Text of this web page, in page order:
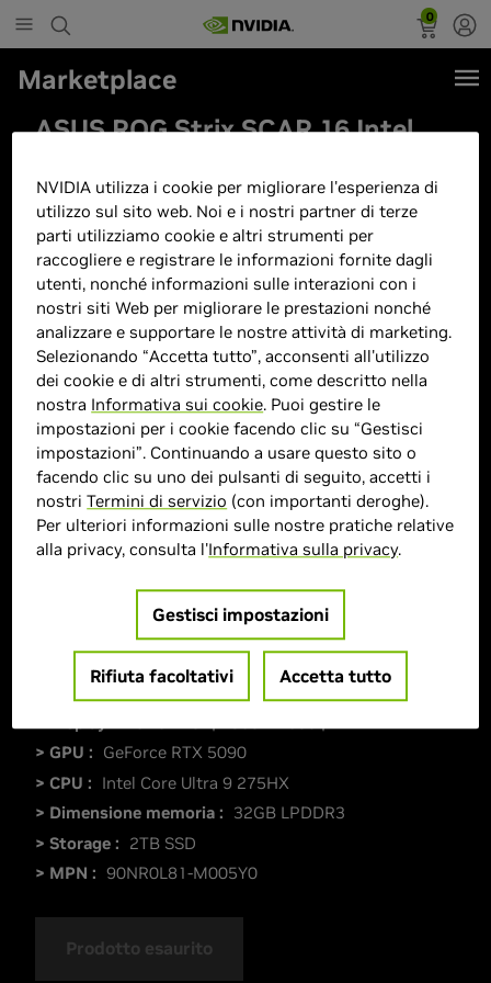
0
Marketplace
ASUS ROG Strix SCAR 16 Intel
GeForce RTX 5090 2TB 16"2,5K
Windows 11
> GPU : GeForce RTX 5090
> CPU : Intel Core Ultra 9 275HX
> Dimensione memoria : 32GB LPDDR3
> Storage : 2TB SSD
> MPN : 90NR0L81-M005Y0
Prodotto esaurito
NVIDIA utilizza i cookie per migliorare l'esperienza di
utilizzo sul sito web. Noi e i nostri partner di terze
parti utilizziamo cookie e altri strumenti per
raccogliere e registrare le informazioni fornite dagli
utenti, nonché informazioni sulle interazioni con i
nostri siti Web per migliorare le prestazioni nonché
analizzare e supportare le nostre attività di marketing.
Selezionando “Accetta tutto”, acconsenti all'utilizzo
dei cookie e di altri strumenti, come descritto nella
nostra Informativa sui cookie. Puoi gestire le
impostazioni per i cookie facendo clic su “Gestisci
impostazioni”. Continuando a usare questo sito o
facendo clic su uno dei pulsanti di seguito, accetti i
nostriTermini di servizio (con importanti deroghe).
Per ulteriori informazioni sulle nostre pratiche relative
alla privacy, consulta l'Informativa sulla privacy.
Gestisci impostazioni
Rifiuta facoltativi Accetta tutto